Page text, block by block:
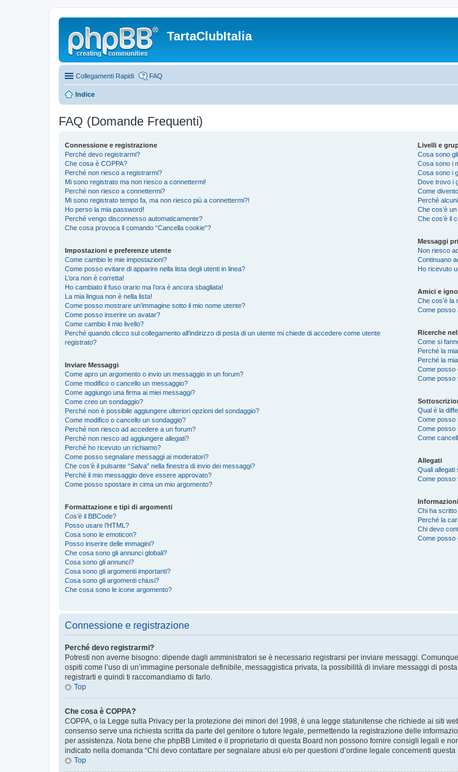
TartaClubItalia
Collegamenti Rapidi FAQ
Indice
FAQ (Domande Frequenti)
Connessione e registrazione
Perché devo registrarmi?
Che cosa è COPPA?
Perché non riesco a registrarmi?
Mi sono registrato ma non riesco a connettermi!
Perché non riesco a connettermi?
Mi sono registrato tempo fa, ma non riesco più a connettermi?!
Ho perso la mia password!
Perché vengo disconnesso automaticamente?
Che cosa provoca il comando “Cancella cookie”?
Impostazioni e preferenze utente
Come cambio le mie impostazioni?
Come posso evitare di apparire nella lista degli utenti in linea?
L’ora non è corretta!
Ho cambiato il fuso orario ma l’ora è ancora sbagliata!
La mia lingua non è nella lista!
Come posso mostrare un’immagine sotto il mio nome utente?
Come posso inserire un avatar?
Come cambio il mio livello?
Perché quando clicco sul collegamento all’indirizzo di posta di un utente mi chiede di accedere come utente
registrato?
Inviare Messaggi
Come apro un argomento o invio un messaggio in un forum?
Come modifico o cancello un messaggio?
Come aggiungo una firma ai miei messaggi?
Come creo un sondaggio?
Perché non è possibile aggiungere ulteriori opzioni del sondaggio?
Come modifico o cancello un sondaggio?
Perché non riesco ad accedere a un forum?
Perché non riesco ad aggiungere allegati?
Perché ho ricevuto un richiamo?
Come posso segnalare messaggi ai moderatori?
Che cos’è il pulsante “Salva” nella finestra di invio dei messaggi?
Perché il mio messaggio deve essere approvato?
Come posso spostare in cima un mio argomento?
Formattazione e tipi di argomenti
Cos’è il BBCode?
Posso usare l’HTML?
Cosa sono le emoticon?
Posso inserire delle immagini?
Che cosa sono gli annunci globali?
Cosa sono gli annunci?
Cosa sono gli argomenti importanti?
Cosa sono gli argomenti chiusi?
Che cosa sono le icone argomento?
Livelli e
Cosa sono
Cosa sono i
Cosa sono i
Dove trovo i
Come
Perché
Che cos’è
Che cos’è il
Messaggi
Non riesco
Continuano
Ho ricevuto
Amici e
Che cos’è la
Come posso
Ricerche
Come si
Perché la
Perché la
Come posso
Come posso
Qual è la
Come posso
Come posso
Come
Allegati
Quali allegati
Come posso
Chi ha
Perché la
Chi devo
Come posso
Connessione e registrazione
Perché devo registrarmi?
Potresti non averne bisogno: dipende dagli amministratori se è necessario registrarsi per inviare messaggi.
ospiti come l’uso di un’immagine personale definibile, messaggistica privata, la possibilità di inviare messaggi di
registrarti e quindi ti raccomandiamo di farlo.
Top
Che cosa è COPPA?
COPPA, o la Legge sulla Privacy per la protezione dei minori del 1998, è una legge statunitense che richiede ai siti
consenso serve una richiesta scritta da parte del genitore o tutore legale, permettendo la registrazione delle
per assistenza. Nota bene che phpBB Limited e il proprietario di questa Board non possono fornire consigli legali e
indicato nella domanda “Chi devo contattare per segnalare abusi e/o per questioni d’ordine legale concernenti questa
Top